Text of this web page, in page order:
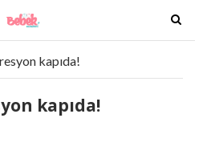
T
o
g
kapıda!
kapıda!